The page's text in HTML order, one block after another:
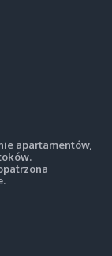
apartamentów,